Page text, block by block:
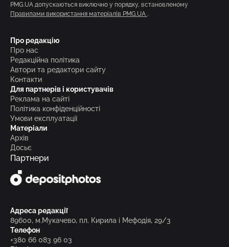
PMG.UA допускаються виключно у порядку, встановленому
Правилами використання матеріалів PMG.UA .
Про редакцію
Про нас
Редакційна політика
Автори та редактори сайту
Контакти
Для партнерів і користувачів
Реклама на сайті
Політика конфіденційності
Умови експлуатації
Матеріали
Архів
Досьє
Партнери
Адреса редакції
89600, м.Мукачево, пл. Кирила і Мефодія, 29/3
Телефон
+380 66 083 96 03